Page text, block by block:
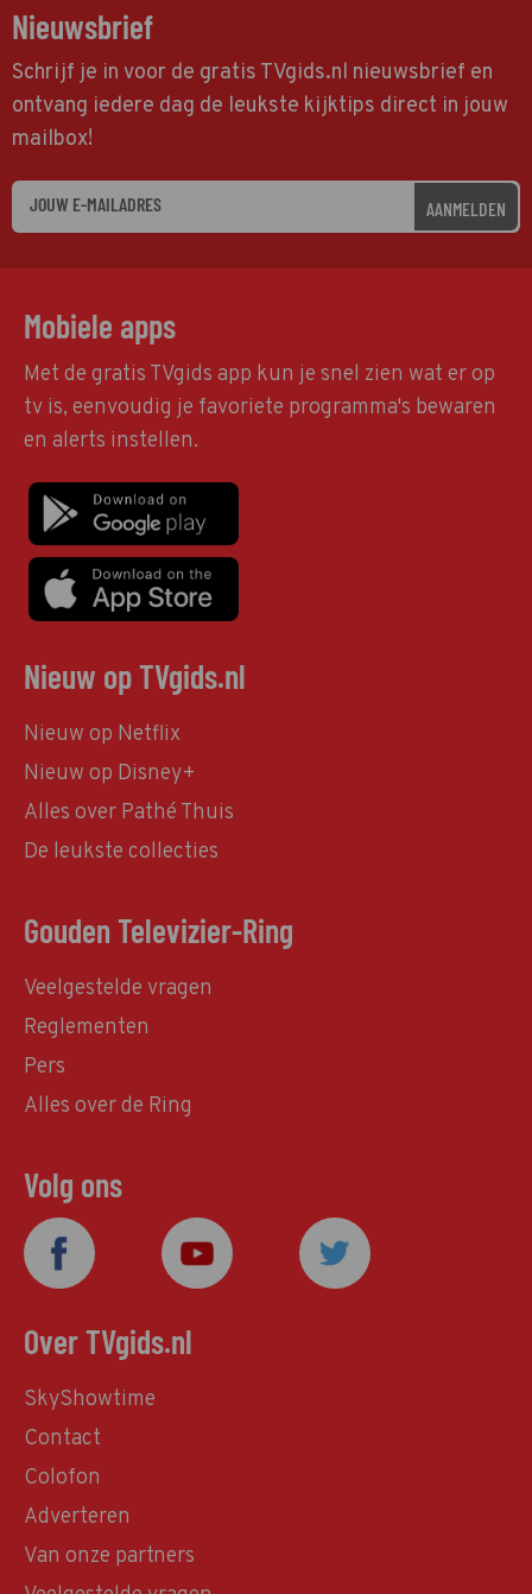
Nieuwsbrief
Schrijf je in voor de gratis TVgids.nl nieuwsbrief en
ontvang iedere dag de leukste kijktips direct in jouw
mailbox!
AANMELDEN
Mobiele apps
Met de gratis TVgids app kun je snel zien wat er op
tv is, eenvoudig je favoriete programma's bewaren
en alerts instellen.
Nieuw op TVgids.nl
Nieuw op Netflix
Nieuw op Disney+
Alles over Pathé Thuis
De leukste collecties
Gouden Televizier-Ring
Veelgestelde vragen
Reglementen
Pers
Alles over de Ring
Volg ons
Over TVgids.nl
SkyShowtime
Contact
Colofon
Adverteren
Van onze partners